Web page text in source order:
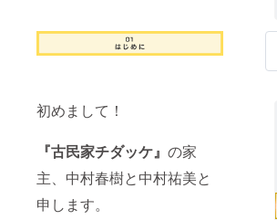
初めまして！
『古民家チダッケ』 の家
主、中村春樹と中村祐美と
申します。